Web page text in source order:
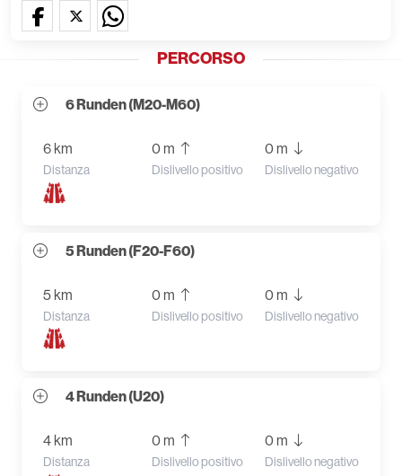
PERCORSO
6 Runden (M20-M60)
6 km
Distanza
0 m
Dislivello positivo
0 m
Dislivello negativo
5 Runden (F20-F60)
5 km
Distanza
0 m
Dislivello positivo
0 m
Dislivello negativo
4 Runden (U20)
4 km
Distanza
0 m
Dislivello positivo
0 m
Dislivello negativo